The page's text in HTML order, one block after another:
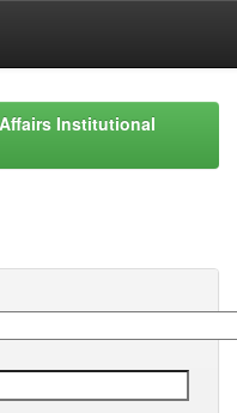
Institutional